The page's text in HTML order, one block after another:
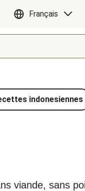
Français
indonesiennes
viande, sans